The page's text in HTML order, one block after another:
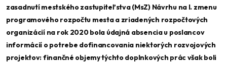
zasadnutí mestského zastupiteľstva (MsZ) Návrhu na I. zmenu
programového rozpočtu mesta a zriadených rozpočtových
organizácií na rok 2020 bola údajná absencia u poslancov
informácií o potrebe dofinancovania niektorých rozvojových
projektov: finančné objemy týchto doplnkových prác však boli